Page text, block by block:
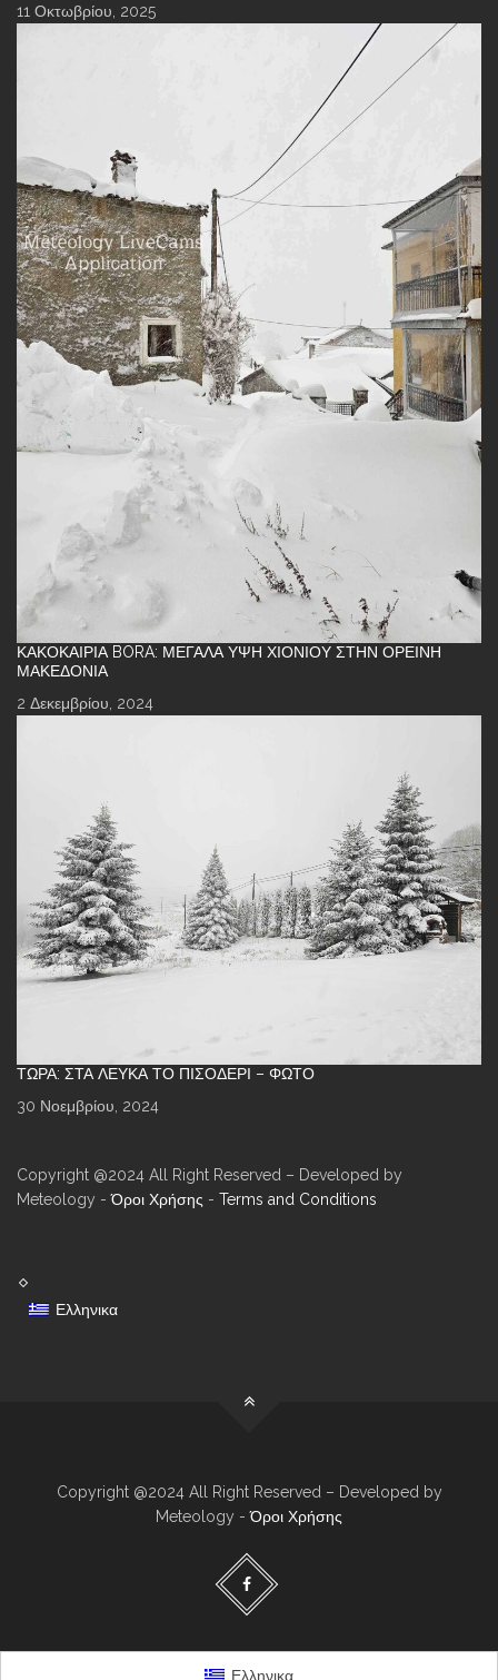
11 Οκτωβρίου, 2025
ΚΑΚΟΚΑΙΡΊΑ BORA: ΜΕΓΆΛΑ ΎΨΗ ΧΙΟΝΙΟΎ ΣΤΗΝ ΟΡΕΙΝΉ
ΜΑΚΕΔΟΝΊΑ
2 Δεκεμβρίου, 2024
ΤΏΡΑ: ΣΤΑ ΛΕΥΚΆ ΤΟ ΠΙΣΟΔΈΡΙ – ΦΩΤΌ
30 Νοεμβρίου, 2024
Copyright @2024 All Right Reserved – Developed by
Meteology -Όροι Χρήσης - Terms and Conditions
Ελληνικα
Copyright @2024 All Right Reserved – Developed by
Meteology -Όροι Χρήσης
Ελληνικα